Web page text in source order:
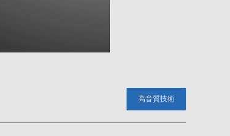
高音質技術